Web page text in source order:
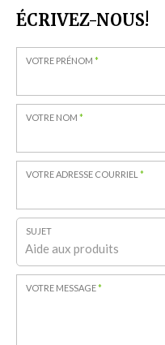
ÉCRIVEZ-NOUS!
VOTRE PRÉNOM *
VOTRE NOM *
VOTRE ADRESSE COURRIEL *
SUJET
Aide aux produits
VOTRE MESSAGE*